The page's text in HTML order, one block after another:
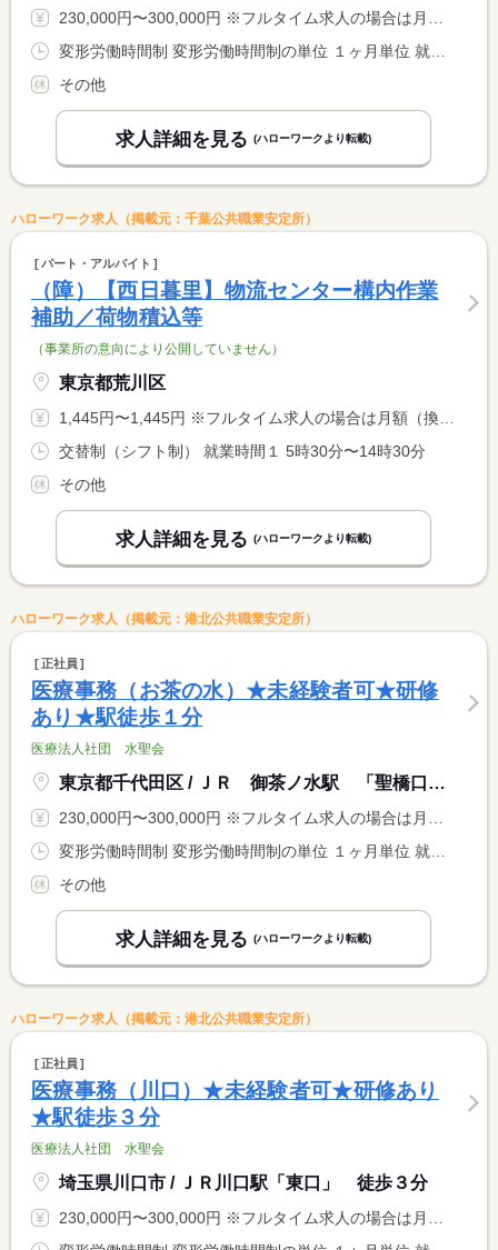
230,000円〜300,000円 ※フルタイム求人の場合は月額（換算額）、パート求人の場合は時間額を表示しています。
その他
求人詳細を見る (ハローワークより転載)
ハローワーク求人（掲載元：千葉公共職業安定所）
パート・アルバイト
（障）【西日暮里】物流センター構内作業
補助／荷物積込等
（事業所の意向により公開していません）
東京都荒川区
1,445円〜1,445円 ※フルタイム求人の場合は月額（換算額）、パート求人の場合は時間額を表示しています。
交替制（シフト制） 就業時間１ 5時30分〜14時30分
その他
求人詳細を見る (ハローワークより転載)
ハローワーク求人（掲載元：港北公共職業安定所）
正社員
医療事務（お茶の水）★未経験者可★研修
あり★駅徒歩１分
医療法人社団 水聖会
東京都千代田区 / ＪＲ 御茶ノ水駅 「聖橋口」より徒歩１分
230,000円〜300,000円 ※フルタイム求人の場合は月額（換算額）、パート求人の場合は時間額を表示しています。
その他
求人詳細を見る (ハローワークより転載)
ハローワーク求人（掲載元：港北公共職業安定所）
正社員
医療事務（川口）★未経験者可★研修あり
★駅徒歩３分
医療法人社団 水聖会
埼玉県川口市 / ＪＲ川口駅「東口」 徒歩３分
230,000円〜300,000円 ※フルタイム求人の場合は月額（換算額）、パート求人の場合は時間額を表示しています。